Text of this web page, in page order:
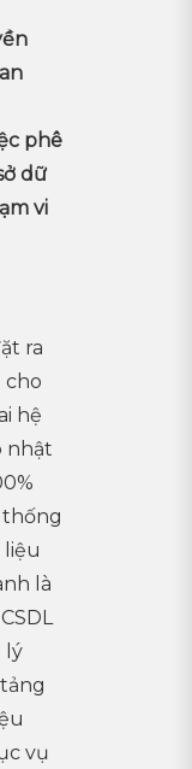
phê
dữ
vi
ra
cho
hệ
nhật
thống
là
lý
vụ